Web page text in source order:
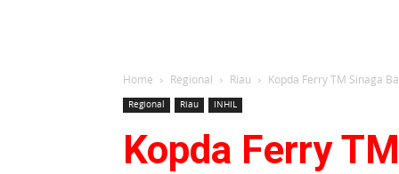
Home Regional Riau Kopda Ferry TM Sinaga
Regional Riau INHIL
Kopda Ferry